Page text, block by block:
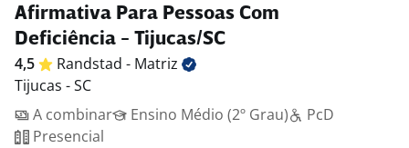
Afirmativa Para Pessoas Com
Deficiência - Tijucas/SC
4,5 Randstad - Matriz
Tijucas - SC
A combinar
Ensino Médio (2º Grau)
PcD
Presencial